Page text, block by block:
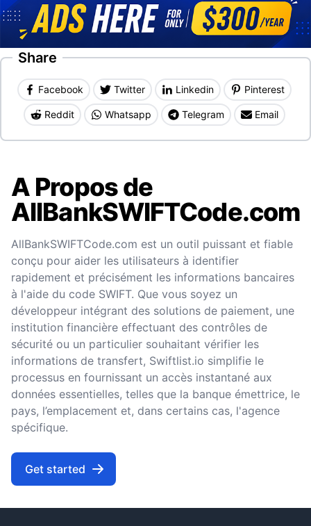
Share
Facebook Twitter Linkedin Pinterest
Reddit Whatsapp Telegram Email
A Propos de
AllBankSWIFTCode.com
AllBankSWIFTCode.com est un outil puissant et fiable
conçu pour aider les utilisateurs à identifier
rapidement et précisément les informations bancaires
à l'aide du code SWIFT. Que vous soyez un
développeur intégrant des solutions de paiement, une
institution financière effectuant des contrôles de
sécurité ou un particulier souhaitant vérifier les
informations de transfert, Swiftlist.io simplifie le
processus en fournissant un accès instantané aux
données essentielles, telles que la banque émettrice, le
pays, l’emplacement et, dans certains cas, l'agence
spécifique.
Get started